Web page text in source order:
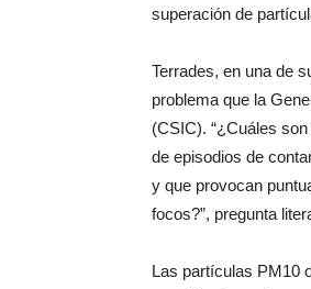
superación de
Terrades, en una de
problema que la
(CSIC). “¿Cuáles
de episodios de
y que provocan
focos?”, pregunta
Las partículas PM10